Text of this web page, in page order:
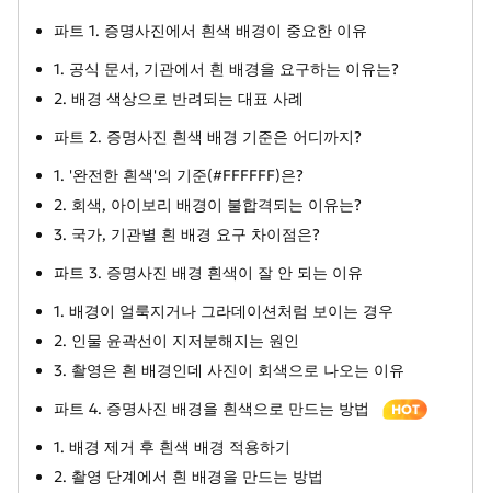
파트 1. 증명사진에서 흰색 배경이 중요한 이유
1. 공식 문서, 기관에서 흰 배경을 요구하는 이유는?
2. 배경 색상으로 반려되는 대표 사례
파트 2. 증명사진 흰색 배경 기준은 어디까지?
1. '완전한 흰색'의 기준(#FFFFFF)은?
2. 회색, 아이보리 배경이 불합격되는 이유는?
3. 국가, 기관별 흰 배경 요구 차이점은?
파트 3. 증명사진 배경 흰색이 잘 안 되는 이유
1. 배경이 얼룩지거나 그라데이션처럼 보이는 경우
2. 인물 윤곽선이 지저분해지는 원인
3. 촬영은 흰 배경인데 사진이 회색으로 나오는 이유
파트 4. 증명사진 배경을 흰색으로 만드는 방법
HOT
1. 배경 제거 후 흰색 배경 적용하기
2. 촬영 단계에서 흰 배경을 만드는 방법